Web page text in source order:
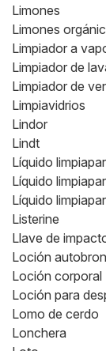
Limones
Limones
Limpiador a
Limpiador de
Limpiador de
Limpiavidrios
Lindor
Lindt
Líquido
Líquido
Líquido
Listerine
Llave de
Loción
Loción corporal
Loción para
Lomo de cerdo
Lonchera